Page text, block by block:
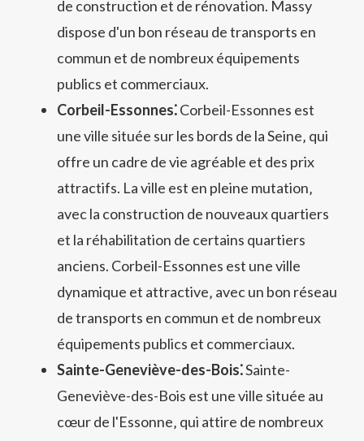
de construction et de rénovation. Massy
dispose d'un bon réseau de transports en
commun et de nombreux équipements
publics et commerciaux.
Corbeil-Essonnes⁚Corbeil-Essonnes est
une ville située sur les bords de la Seine‚ qui
offre un cadre de vie agréable et des prix
attractifs. La ville est en pleine mutation‚
avec la construction de nouveaux quartiers
et la réhabilitation de certains quartiers
anciens. Corbeil-Essonnes est une ville
dynamique et attractive‚ avec un bon réseau
de transports en commun et de nombreux
équipements publics et commerciaux.
Sainte-Geneviève-des-Bois⁚Sainte-
Geneviève-des-Bois est une ville située au
cœur de l'Essonne‚ qui attire de nombreux